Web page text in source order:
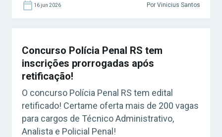
16 jun 2026 Por Vinicius Santos
Concurso Polícia Penal RS tem
inscrições prorrogadas após
retificação!
O concurso Polícia Penal RS tem edital
retificado! Certame oferta mais de 200 vagas
para cargos de Técnico Administrativo,
Analista e Policial Penal!